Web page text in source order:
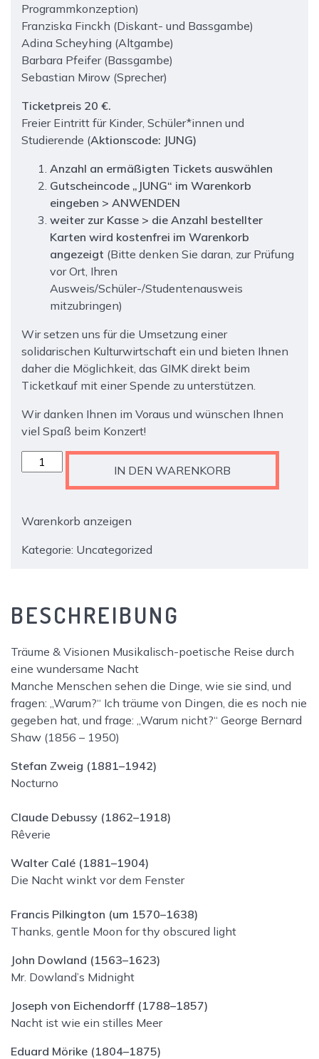
Programmkonzeption)
Franziska Finckh (Diskant- und Bassgambe)
Adina Scheyhing (Altgambe)
Barbara Pfeifer (Bassgambe)
Sebastian Mirow (Sprecher)
Ticketpreis 20 €.
Freier Eintritt für Kinder, Schüler*innen und
Studierende (Aktionscode: JUNG)
Anzahl an ermäßigten Tickets auswählen
Gutscheincode „JUNG“ im Warenkorb
eingeben > ANWENDEN
weiter zur Kasse > die Anzahl bestellter
Karten wird kostenfrei im Warenkorb
angezeigt (Bitte denken Sie daran, zur Prüfung
vor Ort, Ihren
Ausweis/Schüler-/Studentenausweis
mitzubringen)
Wir setzen uns für die Umsetzung einer
solidarischen Kulturwirtschaft ein und bieten Ihnen
daher die Möglichkeit, das GIMK direkt beim
Ticketkauf mit einer Spende zu unterstützen.
Wir danken Ihnen im Voraus und wünschen Ihnen
viel Spaß beim Konzert!
GIMK
Musik-
5.
Konzert
IN DEN WARENKORB
Warenkorb anzeigen
Kategorie: Uncategorized
BESCHREIBUNG
Träume & Visionen Musikalisch-poetische Reise durch
eine wundersame Nacht
Manche Menschen sehen die Dinge, wie sie sind, und
fragen: „Warum?“ Ich träume von Dingen, die es noch nie
gegeben hat, und frage: „Warum nicht?“ George Bernard
Shaw (1856 – 1950)
Stefan Zweig (1881–1942)
Nocturno
Claude Debussy (1862–1918)
Rêverie
Walter Calé (1881–1904)
Die Nacht winkt vor dem Fenster
Francis Pilkington (um 1570–1638)
Thanks, gentle Moon for thy obscured light
John Dowland (1563–1623)
Mr. Dowland’s Midnight
Joseph von Eichendorff (1788–1857)
Nacht ist wie ein stilles Meer
Eduard Mörike (1804–1875)